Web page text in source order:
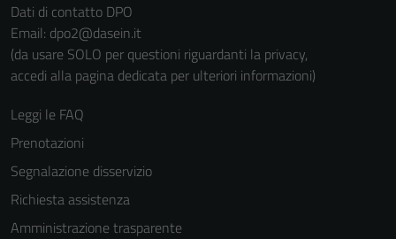
Dati di contatto DPO
Email: dpo2@dasein.it
(da usare SOLO per questioni riguardanti la privacy,
accedi alla pagina dedicata per ulteriori informazioni)
Leggi le FAQ
Prenotazioni
Segnalazione disservizio
Richiesta assistenza
Amministrazione trasparente